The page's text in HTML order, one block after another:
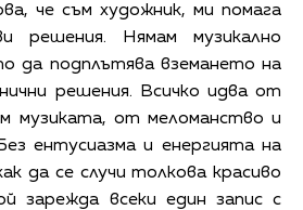
че съм художник, ми помага
решения. Нямам музикално
да подплътява вземането на
решения. Всичко идва от
музиката, от меломанство и
ентусиазма и енергията на
да се случи толкова красиво
зарежда всеки един запис с